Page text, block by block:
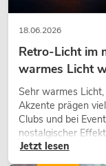
18.06.2026
Retro-Licht im
warmes Licht
Sehr warmes
Akzente prägen
Clubs und bei
nostalgischer
Gestaltungsmittel:
Jetzt lesen